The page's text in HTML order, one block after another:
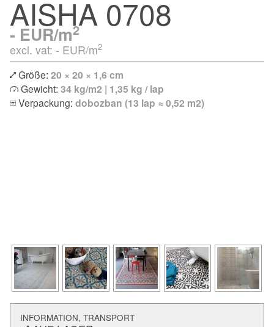
AISHA 0708
- EUR/m2
excl. vat: - EUR/m2
Größe: 20 × 20 × 1,6 cm
Gewicht: 34 kg/m2 | 1,35 kg / lap
Verpackung: dobozban (13 lap ≈ 0,52 m2)
INFORMATION, TRANSPORT